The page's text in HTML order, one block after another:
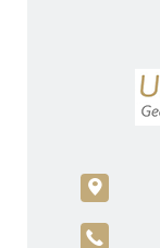
c
A